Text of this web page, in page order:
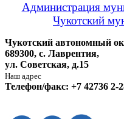
Администрация
Чукотский
Чукотский автономный
689300, с. Лаврентия,
ул. Советская, д.15
Наш адрес
Телефон/факс: +7 42736 2-